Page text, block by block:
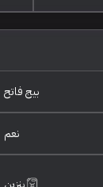
بيج فاتح
نعم